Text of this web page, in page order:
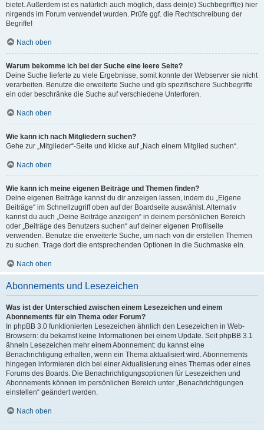
bietet. Außerdem ist es natürlich auch möglich, dass dein(e) Suchbegriff(e) hier
nirgends im Forum verwendet wurden. Prüfe ggf. die Rechtschreibung der
Begriffe!
Nach oben
Warum bekomme ich bei der Suche eine leere Seite?
Deine Suche lieferte zu viele Ergebnisse, somit konnte der Webserver sie nicht
verarbeiten. Benutze die erweiterte Suche und gib spezifischere Suchbegriffe
ein oder beschränke die Suche auf verschiedene Unterforen.
Nach oben
Wie kann ich nach Mitgliedern suchen?
Gehe zur „Mitglieder“-Seite und klicke auf „Nach einem Mitglied suchen“.
Nach oben
Wie kann ich meine eigenen Beiträge und Themen finden?
Deine eigenen Beiträge kannst du dir anzeigen lassen, indem du „Eigene
Beiträge“ im Schnellzugriff oben auf der Boardseite auswählst. Alternativ
kannst du auch „Deine Beiträge anzeigen“ in deinem persönlichen Bereich
oder „Beiträge des Benutzers suchen“ auf deiner eigenen Profilseite
verwenden. Benutze die erweiterte Suche, um nach von dir erstellen Themen
zu suchen. Trage dort die entsprechenden Optionen in die Suchmaske ein.
Nach oben
Abonnements und Lesezeichen
Was ist der Unterschied zwischen einem Lesezeichen und einem
Abonnements für ein Thema oder Forum?
In phpBB 3.0 funktionierten Lesezeichen ähnlich den Lesezeichen in Web-
Browsern: du bekamst keine Informationen bei einem Update. Seit phpBB 3.1
ähneln Lesezeichen mehr einem Abonnement: du kannst eine
Benachrichtigung erhalten, wenn ein Thema aktualisiert wird. Abonnements
hingegen informieren dich bei einer Aktualisierung eines Themas oder eines
Forums des Boards. Die Benachrichtigungsoptionen für Lesezeichen und
Abonnements können im persönlichen Bereich unter „Benachrichtigungen
einstellen“ geändert werden.
Nach oben